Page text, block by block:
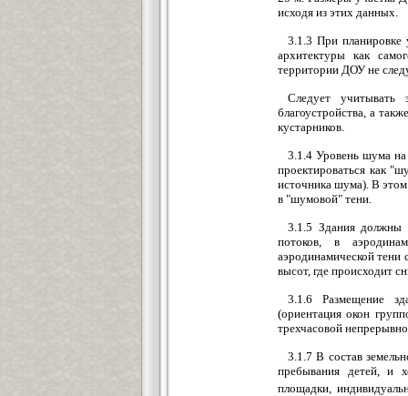
исходя из этих данных.
3.1.3 При планировке
архитектуры как
территории ДОУ не
Следует учитывать
благоустройства, а
кустарников.
3.1.4 Уровень шума
проектироваться как
источника шума). В
в "шумовой" тени.
3.1.5 Здания должны
потоков, в
аэродинамической тени
высот, где происходит
3.1.6 Размещение
(ориентация окон
трехчасовой
3.1.7 В состав
пребывания детей, и
площадки,